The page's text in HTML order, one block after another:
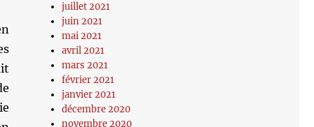
juillet 2021
juin 2021
mai 2021
avril 2021
mars 2021
février 2021
janvier 2021
décembre 2020
novembre 2020